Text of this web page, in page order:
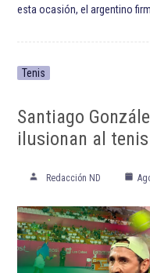
esta ocasión, el argentino
Tenis
Santiago
ilusionan al
Redacción ND